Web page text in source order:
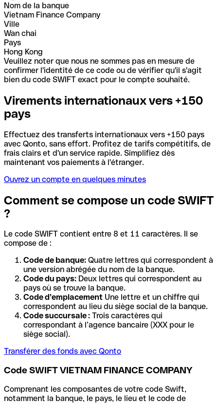
Nom de la banque
Vietnam Finance Company
Ville
Wan chai
Pays
Hong Kong
Veuillez noter que nous ne sommes pas en mesure de
confirmer l'identité de ce code ou de vérifier qu'il s'agit
bien du code SWIFT exact pour le compte souhaité.
Virements internationaux vers +150
pays
Effectuez des transferts internationaux vers +150 pays
avec Qonto, sans effort. Profitez de tarifs compétitifs, de
frais clairs et d'un service rapide. Simplifiez dès
maintenant vos paiements à l'étranger.
Ouvrez un compte en quelques minutes
Comment se compose un code SWIFT
?
Le code SWIFT contient entre 8 et 11 caractères. Il se
compose de :
Code de banque: Quatre lettres qui correspondent à
une version abrégée du nom de la banque.
Code du pays: Deux lettres qui correspondent au
pays où se trouve la banque.
Code d’emplacement Une lettre et un chiffre qui
correspondent au lieu du siège social de la banque.
Code succursale : Trois caractères qui
correspondant à l’agence bancaire (XXX pour le
siège social).
Transférer des fonds avec Qonto
Code SWIFT VIETNAM FINANCE COMPANY
Comprenant les composantes de votre code Swift,
notamment la banque, le pays, le lieu et le code de